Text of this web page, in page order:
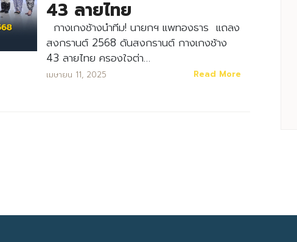
Search
Search
43 ลายไทย
กางเกงช้างนำทีม! นายกฯ แพทองธาร แถลง
สงกรานต์ 2568 ดันสงกรานต์ กางเกงช้าง
43 ลายไทย ครองใจต่า…
เมษายน 11, 2025 Read More